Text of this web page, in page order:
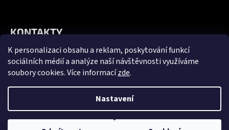
K personalizaci obsahu a reklam, poskytování funkcí
sociálních médií a analýze naší návštěvnosti využíváme
soubory cookies. Více informacízde.
Nastavení
KONTAKTY
+420 606 180 071
info@jk9-graphics.cz
Vytvořil Shoptet
Copyright 2026JK9 GRAPHICS . Všechna práva vyhrazena.